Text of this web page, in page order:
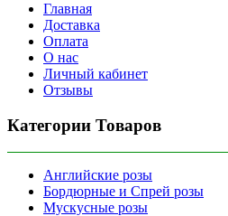
Главная
Доставка
Оплата
О нас
Личный кабинет
Отзывы
Категории Товаров
Английские розы
Бордюрные и Спрей розы
Мускусные розы